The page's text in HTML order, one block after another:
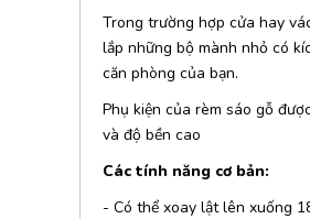
Trong trường hợp cửa hay
lắp những bộ mành nhỏ có
căn phòng của bạn.
Phụ kiện của rèm sáo gỗ
và độ bền cao
Các tính năng cơ bản:
- Có thể xoay lật lên xuống